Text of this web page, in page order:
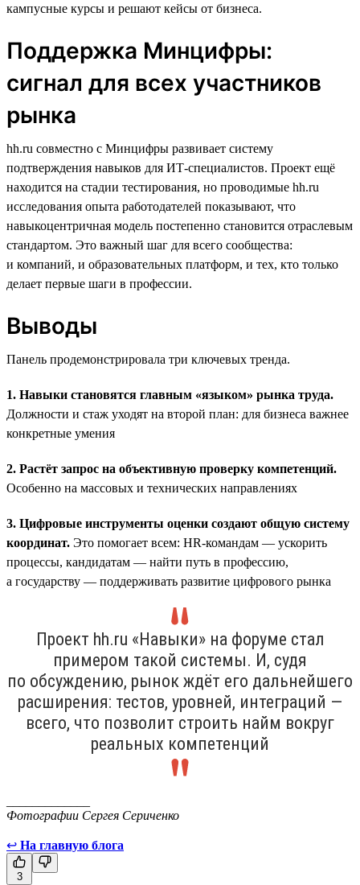
кампусные курсы и решают кейсы от бизнеса.
Поддержка Минцифры:
сигнал для всех участников
рынка
hh.ru совместно с Минцифры развивает систему
подтверждения навыков для ИТ-специалистов. Проект ещё
находится на стадии тестирования, но проводимые hh.ru
исследования опыта работодателей показывают, что
навыкоцентричная модель постепенно становится отраслевым
стандартом. Это важный шаг для всего сообщества:
и компаний, и образовательных платформ, и тех, кто только
делает первые шаги в профессии.
Выводы
Панель продемонстрировала три ключевых тренда.
1. Навыки становятся главным «языком» рынка труда.
Должности и стаж уходят на второй план: для бизнеса важнее
конкретные умения
2. Растёт запрос на объективную проверку компетенций.
Особенно на массовых и технических направлениях
3. Цифровые инструменты оценки создают общую систему
координат. Это помогает всем: HR-командам — ускорить
процессы, кандидатам — найти путь в профессию,
а государству — поддерживать развитие цифрового рынка
Проект hh.ru «Навыки» на форуме стал
примером такой системы. И, судя
по обсуждению, рынок ждёт его дальнейшего
расширения: тестов, уровней, интеграций —
всего, что позволит строить найм вокруг
реальных компетенций
Фотографии Сергея Сериченко
↩ На главную блога
3